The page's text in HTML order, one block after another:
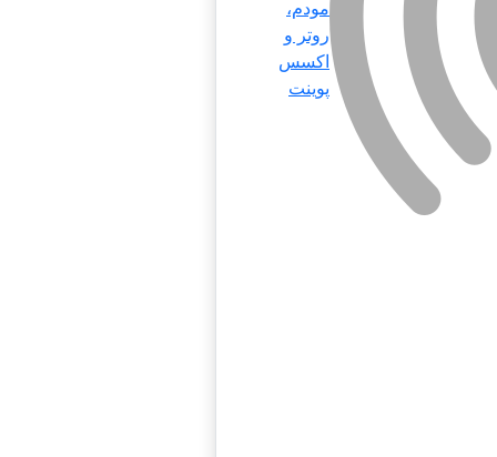
مودم،
روتر و
اکسس
پوینت